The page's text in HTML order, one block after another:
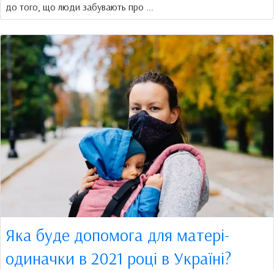
до того, що люди забувають про ...
Яка буде допомога для матері-
одиначки в 2021 році в Україні?